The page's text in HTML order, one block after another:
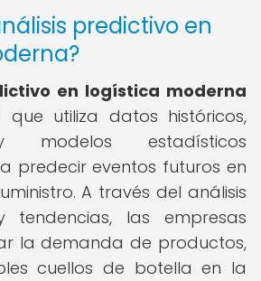
predictivo en
en logística moderna
utiliza datos históricos,
modelos estadísticos
predecir eventos futuros en
A través del análisis
las empresas
la demanda de productos,
cuellos de botella en la